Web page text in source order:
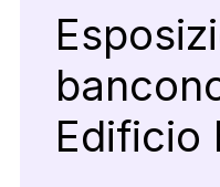
Edificio